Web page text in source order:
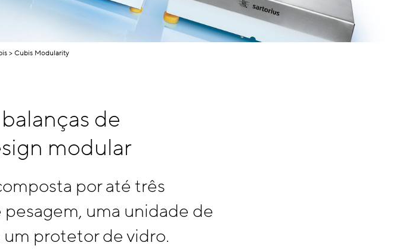
Cubis Modularity
de
modular
por até três
uma unidade de
protetor de vidro.